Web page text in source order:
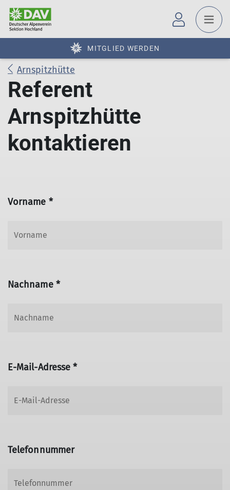
MITGLIED WERDEN
Arnspitzhütte
Referent
Arnspitzhütte
kontaktieren
Vorname *
Nachname *
E-Mail-Adresse *
Telefonnummer